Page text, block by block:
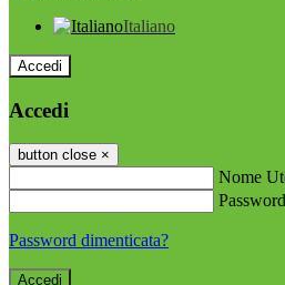
Italiano
Accedi
Accedi
button close ×
Nome
Password
Password dimenticata?